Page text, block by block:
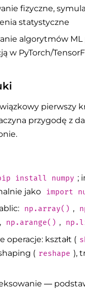
fizyczne,
statystyczne
algorytmów ML
w PyTorch/
pierwszy
przygodę z
install numpy ;
jako
import
np.array() ,
, np.arange() ,
operacje: kształt (
( reshape ),
—